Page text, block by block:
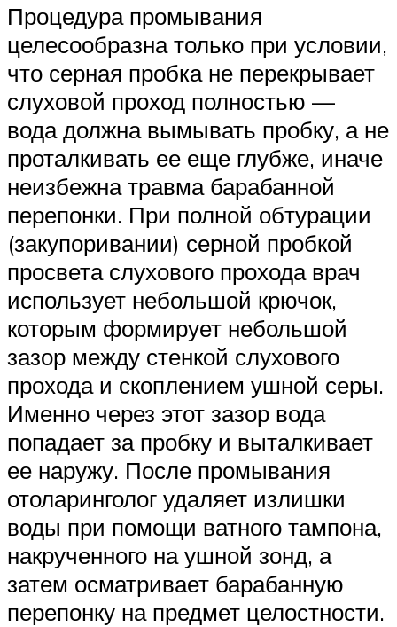
Процедура промывания
целесообразна только при условии,
что серная пробка не перекрывает
слуховой проход полностью —
вода должна вымывать пробку, а не
проталкивать ее еще глубже, иначе
неизбежна травма барабанной
перепонки. При полной обтурации
(закупоривании) серной пробкой
просвета слухового прохода врач
использует небольшой крючок,
которым формирует небольшой
зазор между стенкой слухового
прохода и скоплением ушной серы.
Именно через этот зазор вода
попадает за пробку и выталкивает
ее наружу. После промывания
отоларинголог удаляет излишки
воды при помощи ватного тампона,
накрученного на ушной зонд, а
затем осматривает барабанную
перепонку на предмет целостности.